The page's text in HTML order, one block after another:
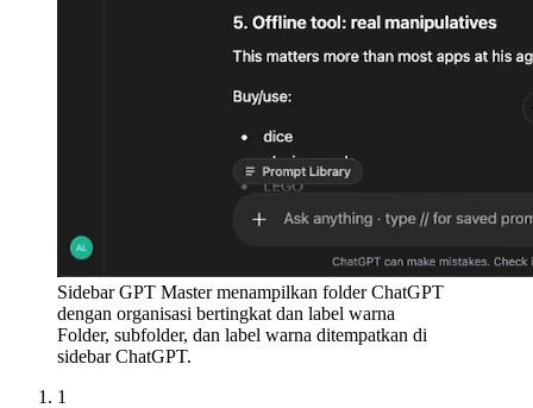
Sidebar GPT Master menampilkan folder ChatGPT
dengan organisasi bertingkat dan label warna
Folder, subfolder, dan label warna ditempatkan di
sidebar ChatGPT.
1